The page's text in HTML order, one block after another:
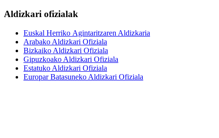
Aldizkari ofizialak
Euskal Herriko Agintaritzaren Aldizkaria
Arabako Aldizkari Ofiziala
Bizkaiko Aldizkari Ofiziala
Gipuzkoako Aldizkari Ofiziala
Estatuko Aldizkari Ofiziala
Europar Batasuneko Aldizkari Ofiziala